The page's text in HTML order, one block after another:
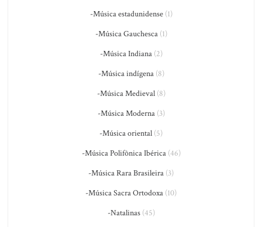
-Música estadunidense(1)
-Música Gauchesca(1)
-Música Indiana(2)
-Música indígena(8)
-Música Medieval(8)
-Música Moderna(3)
-Música oriental (5)
-Música Polifônica Ibérica(46)
-Música Rara Brasileira (3)
-Música Sacra Ortodoxa (10)
-Natalinas(45)